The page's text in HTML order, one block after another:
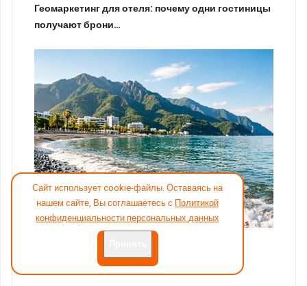
Геомаркетинг для отеля: почему одни гостиницы
получают брони…
почему классические и…
Сайт использует cookie-файлы. Оставаясь на
нашем сайте, Вы соглашаетесь с Политикой
конфиденциальности персональных данных